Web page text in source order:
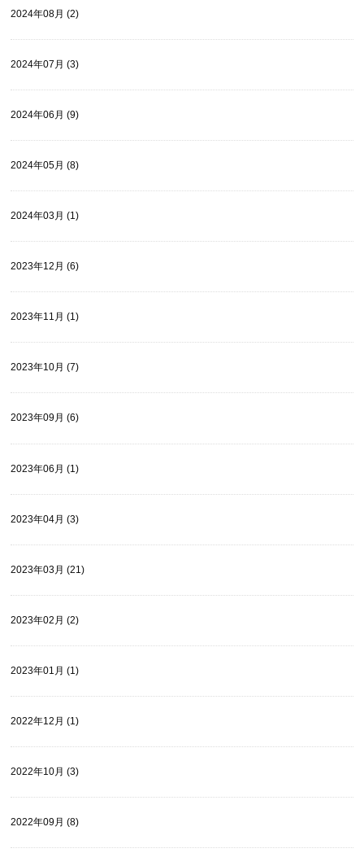
2024年08月 (2)
2024年07月 (3)
2024年06月 (9)
2024年05月 (8)
2024年03月 (1)
2023年12月 (6)
2023年11月 (1)
2023年10月 (7)
2023年09月 (6)
2023年06月 (1)
2023年04月 (3)
2023年03月 (21)
2023年02月 (2)
2023年01月 (1)
2022年12月 (1)
2022年10月 (3)
2022年09月 (8)